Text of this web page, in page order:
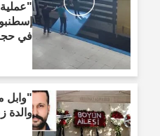
"عملية
في حجرة
"وابل
والدة